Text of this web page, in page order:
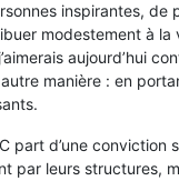
inspirantes, de
modestement à la
aujourd’hui
manière : en
part d’une conviction
par leurs structures,